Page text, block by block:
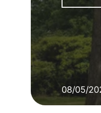
08/05/